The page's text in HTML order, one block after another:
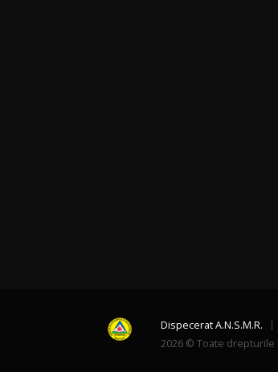
Dispecerat A.N.S.M.R.
2026 © Toate drepturile